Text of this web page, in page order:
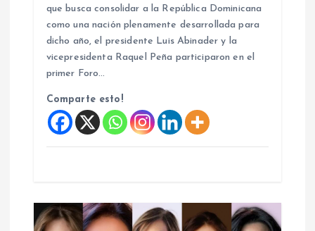
que busca consolidar a la República Dominicana
como una nación plenamente desarrollada para
dicho año, el presidente Luis Abinader y la
vicepresidenta Raquel Peña participaron en el
primer Foro…
Comparte esto!